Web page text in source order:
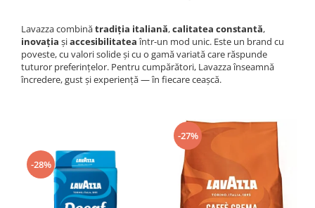
Lavazza combinătradiția italiană,calitatea constantă,
inovația șiaccesibilitateaîntr-un mod unic. Este un brand cu
poveste, cu valori solide și cu o gamă variată care răspunde
tuturor preferințelor. Pentru cumpărători, Lavazza înseamnă
încredere, gust și experiență — în fiecare ceașcă.
-28%
-27%